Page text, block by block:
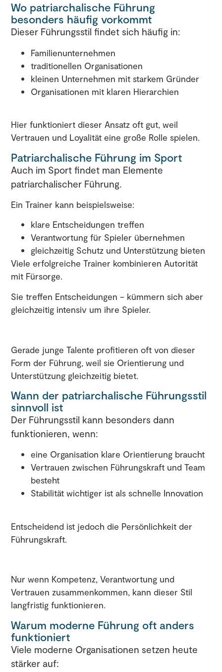
Wo patriarchalische Führung
besonders häufig vorkommt
Dieser Führungsstil findet sich häufig in:
Familienunternehmen
traditionellen Organisationen
kleinen Unternehmen mit starkem Gründer
Organisationen mit klaren Hierarchien
Hier funktioniert dieser Ansatz oft gut, weil
Vertrauen und Loyalität eine große Rolle spielen.
Patriarchalische Führung im Sport
Auch im Sport findet man Elemente
patriarchalischer Führung.
Ein Trainer kann beispielsweise:
klare Entscheidungen treffen
Verantwortung für Spieler übernehmen
gleichzeitig Schutz und Unterstützung bieten
Viele erfolgreiche Trainer kombinieren Autorität
mit Fürsorge.
Sie treffen Entscheidungen – kümmern sich aber
gleichzeitig intensiv um ihre Spieler.
Gerade junge Talente profitieren oft von dieser
Form der Führung, weil sie Orientierung und
Unterstützung gleichzeitig bietet.
Wann der patriarchalische Führungsstil
sinnvoll ist
Der Führungsstil kann besonders dann
funktionieren, wenn:
eine Organisation klare Orientierung braucht
Vertrauen zwischen Führungskraft und Team
besteht
Stabilität wichtiger ist als schnelle Innovation
Entscheidend ist jedoch die Persönlichkeit der
Führungskraft.
Nur wenn Kompetenz, Verantwortung und
Vertrauen zusammenkommen, kann dieser Stil
langfristig funktionieren.
Warum moderne Führung oft anders
funktioniert
Viele moderne Organisationen setzen heute
stärker auf: